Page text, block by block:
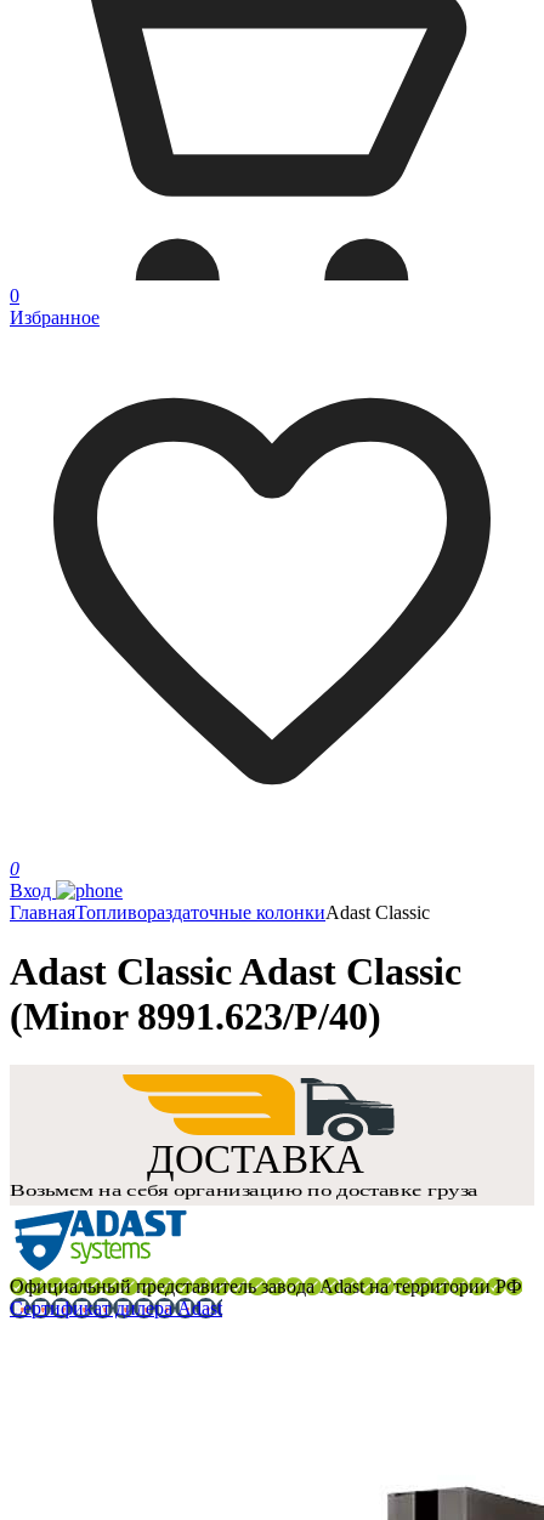
0
Избранное
0
Вход
ГлавнаяТопливораздаточные колонкиAdast Classic
Adast Classic Adast Classic
(Minor 8991.623/P/40)
Официальный представитель завода Adast на территории РФ
Сертификат дилера Adast